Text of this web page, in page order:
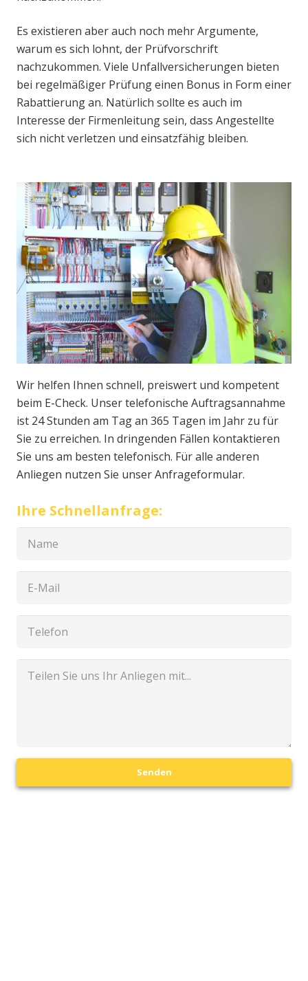
Es existieren aber auch noch mehr Argumente,
warum es sich lohnt, der Prüfvorschrift
nachzukommen. Viele Unfallversicherungen bieten
bei regelmäßiger Prüfung einen Bonus in Form einer
Rabattierung an. Natürlich sollte es auch im
Interesse der Firmenleitung sein, dass Angestellte
sich nicht verletzen und einsatzfähig bleiben.
Wir helfen Ihnen schnell, preiswert und kompetent
beim E-Check. Unser telefonische Auftragsannahme
ist 24 Stunden am Tag an 365 Tagen im Jahr zu für
Sie zu erreichen. In dringenden Fällen kontaktieren
Sie uns am besten telefonisch. Für alle anderen
Anliegen nutzen Sie unser Anfrageformular.
Ihre Schnellanfrage:
Senden